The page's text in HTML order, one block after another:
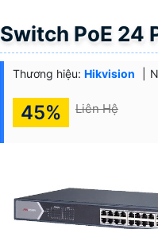
Switch PoE 24
Thương hiệu: Hikvision
45% Liên Hệ